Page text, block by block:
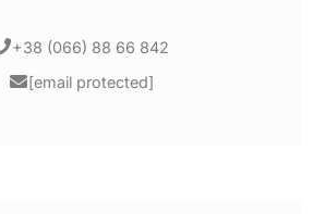
+38 (066) 88 66 842
[email protected]